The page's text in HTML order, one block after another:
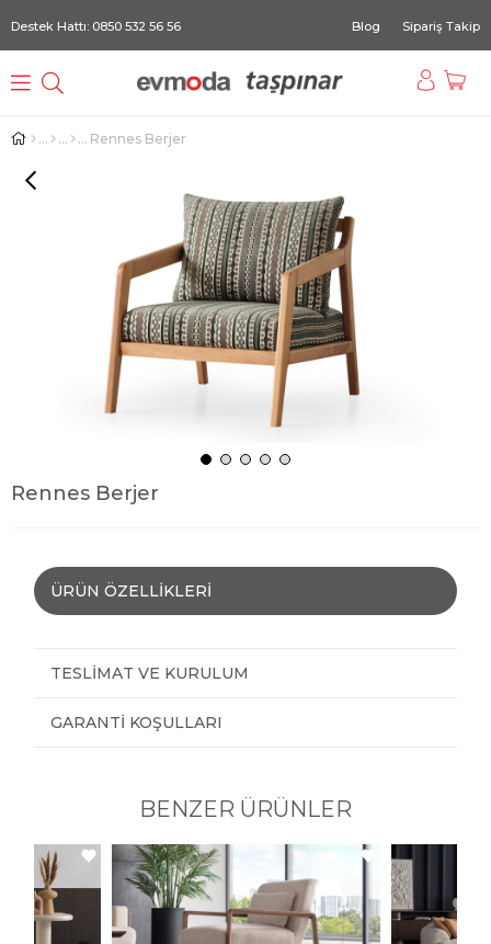
Destek Hattı: 0850 532 56 56 Blog Sipariş Takip
Rennes Berjer
Rennes Berjer
ÜRÜN ÖZELLIKLERI
TESLIMAT VE KURULUM
GARANTI KOŞULLARI
BENZER ÜRÜNLER